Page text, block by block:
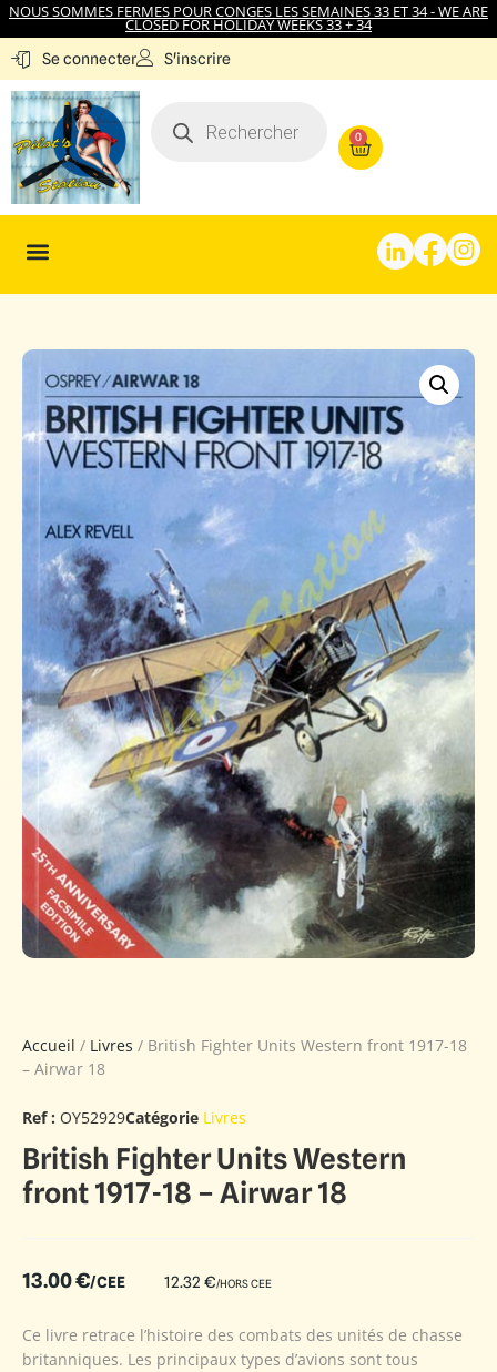
NOUS SOMMES FERMES POUR CONGES LES SEMAINES 33 ET 34 - WE ARE
CLOSED FOR HOLIDAY WEEKS 33 + 34
Se connecter S'inscrire
0
Accueil / Livres / British Fighter Units Western front 1917-18
– Airwar 18
Ref : OY52929Catégorie Livres
British Fighter Units Western
front 1917-18 – Airwar 18
13.00€/CEE 12.32 €/HORS CEE
Ce livre retrace l’histoire des combats des unités de chasse
britanniques. Les principaux types d’avions sont tous